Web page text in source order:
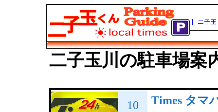
二子玉川の駐車場案
10 Times タマ